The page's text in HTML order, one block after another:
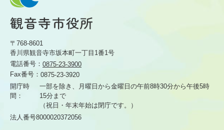
〒768-8601
香川県観音寺市坂本町一丁目1番1号
電話番号： 0875-23-3900
Fax番号： 0875-23-3920
開庁時
間：
一部を除き、月曜日から金曜日の午前8時30分から午後5時
15分まで
（祝日・年末年始は閉庁です。）
法人番号8000020372056